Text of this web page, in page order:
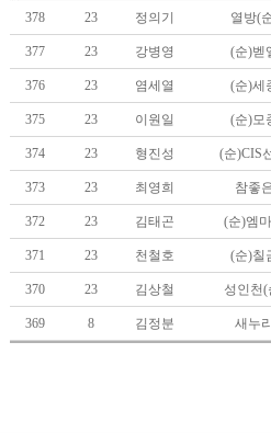
378 23 정의기 열방(
377 23 강병영 (순)벧
376 23 염세열 (순)세
375 23 이원일 (순)모
374 23 형진성 (순)CIS
373 23 최영희 참좋
372 23 김태곤 (순)엠
371 23 천철호 (순)칠
370 23 김상철 성인천(
369 8 김정분 새누